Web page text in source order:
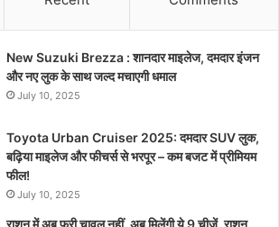
New Suzuki Brezza : शानदार माइलेज, दमदार इंजन
और नए लुक के साथ जल्द मचाएगी धमाल
July 10, 2025
Toyota Urban Cruiser 2025: दमदार SUV लुक,
बढ़िया माइलेज और फीचर्स से भरपूर – कम बजट में प्रीमियम
फील!
July 10, 2025
राशन में अब फ्री चावल नहीं, अब मिलेंगी ये 9 चीजें, राशन